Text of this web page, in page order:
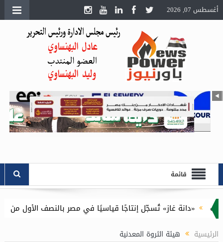
أغسطس 07, 2026
قائمة
تُسجّل إنتاجًا قياسيًا في مصر بالنصف الأول من 2026 وتستعيد كافة مستحقاتها المتأخرة
الرئيسية هيئة الثروة المعدنية